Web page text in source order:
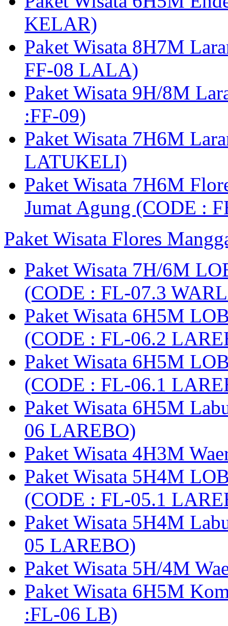
KELAR)
Paket Wisata 8H7M
FF-08 LALA)
Paket Wisata 9H/8M
:FF-09)
Paket Wisata 7H6M
LATUKELI)
Paket Wisata 7H6M
Jumat Agung (CODE :
Paket Wisata Flores
Paket Wisata 7H/6M
(CODE : FL-07.3
Paket Wisata 6H5M
(CODE : FL-06.2
Paket Wisata 6H5M
(CODE : FL-06.1
Paket Wisata 6H5M
06 LAREBO)
Paket Wisata 4H3M
Paket Wisata 5H4M
(CODE : FL-05.1
Paket Wisata 5H4M
05 LAREBO)
Paket Wisata 5H/4M
Paket Wisata 6H5M
:FL-06 LB)